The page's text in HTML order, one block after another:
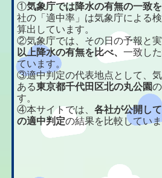
①気象庁では降水の有無の一致
社の「適中率」は気象庁による
算出しています。
②気象庁では、その日の予報と
以上降水の有無を比べ、一致し
ています。
③適中判定の代表地点として、
ある東京都千代田区北の丸公園
す。
④本サイトでは、各社が公開し
の適中判定の結果を比較していま